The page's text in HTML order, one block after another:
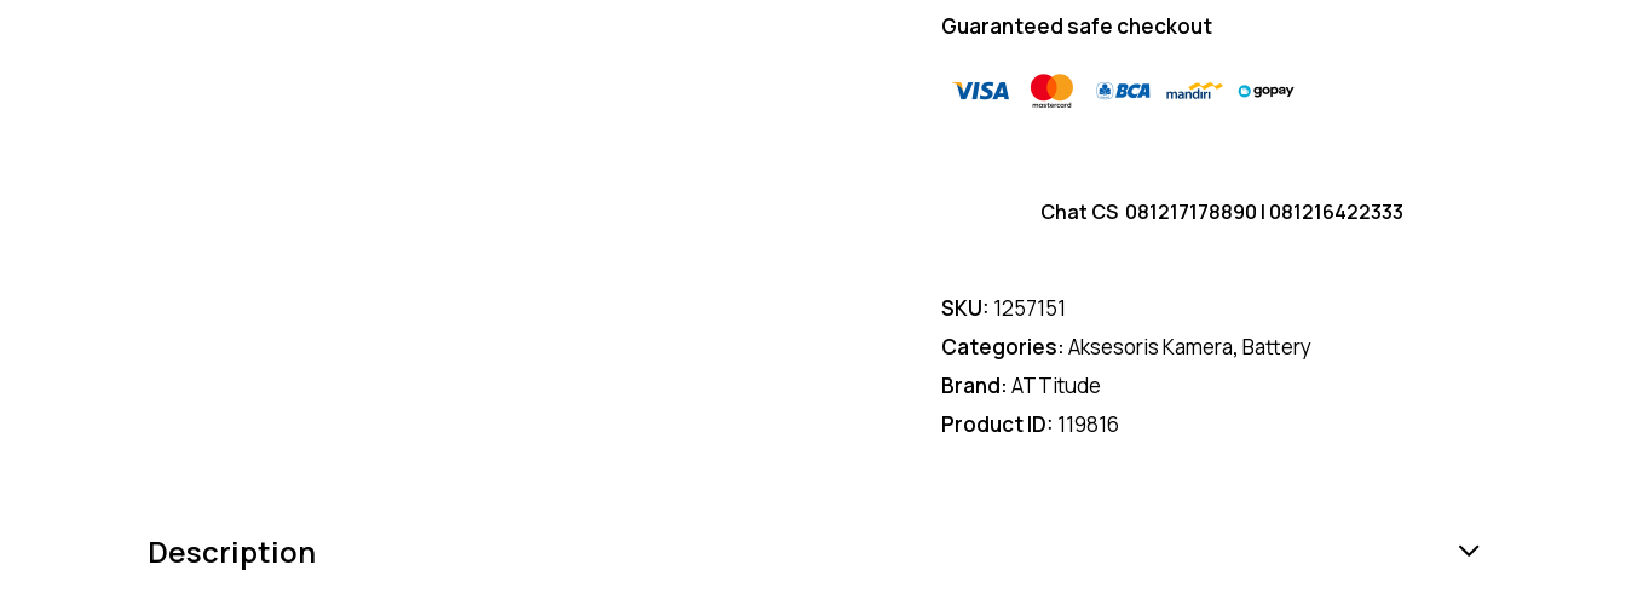
Guaranteed safe checkout
Chat CS 081217178890 | 081216422333
SKU: 1257151
Categories: Aksesoris Kamera, Battery
Brand: ATTitude
Product ID: 119816
Description